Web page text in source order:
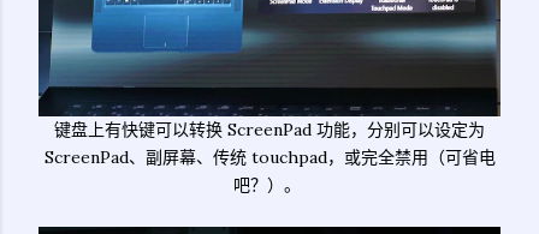
键盘上有快键可以转换 ScreenPad 功能，分别可以设定为
ScreenPad、副屏幕、传统 touchpad，或完全禁用（可省电
吧？）。